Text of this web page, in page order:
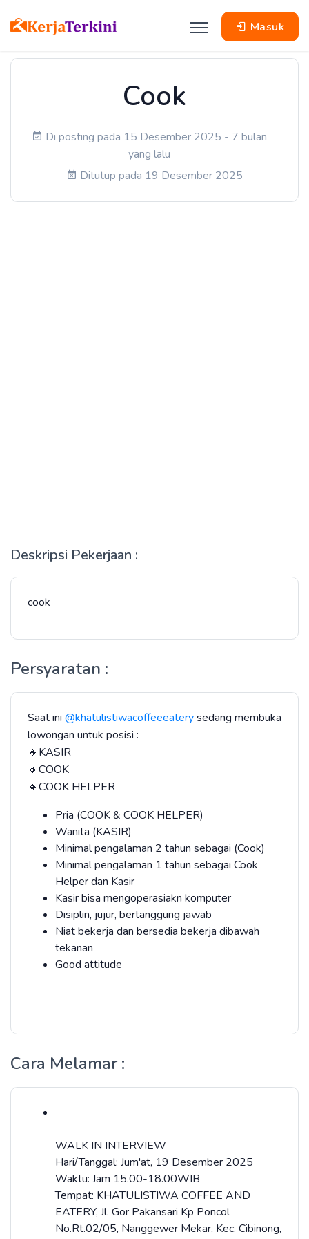
Masuk
Cook
Di posting pada 15 Desember 2025 - 7 bulan
yang lalu
Ditutup pada 19 Desember 2025
Deskripsi Pekerjaan :
cook
Persyaratan :
Saat ini @khatulistiwacoffeeeaterysedang membuka
lowongan untuk posisi :
🔸KASIR
🔸COOK
🔸COOK HELPER
Pria (COOK & COOK HELPER)
Wanita (KASIR)
Minimal pengalaman 2 tahun sebagai (Cook)
Minimal pengalaman 1 tahun sebagai Cook
Helper dan Kasir
Kasir bisa mengoperasiakn komputer
Disiplin, jujur, bertanggung jawab
Niat bekerja dan bersedia bekerja dibawah
tekanan
Good attitude
Cara Melamar :
WALK IN INTERVIEW
Hari/Tanggal: Jum'at, 19 Desember 2025
Waktu: Jam 15.00-18.00WIB
Tempat: KHATULISTIWA COFFEE AND
EATERY, Jl. Gor Pakansari Kp Poncol
No.Rt.02/05, Nanggewer Mekar, Kec. Cibinong,